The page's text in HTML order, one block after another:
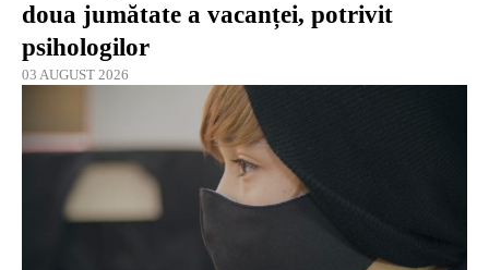
doua jumătate a vacanței, potrivit
psihologilor
03 AUGUST 2026